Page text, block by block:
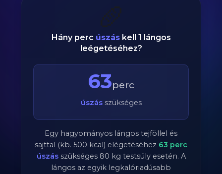
🥖
Hány perc úszáskell 1 lángos
leégetéséhez?
63perc
úszásszükséges
Egy hagyományos lángos tejföllel és
sajttal (kb. 500 kcal) elégetéséhez 63 perc
úszásszükséges 80 kg testsúly esetén. A
lángos az egyik legkalóriadúsabb